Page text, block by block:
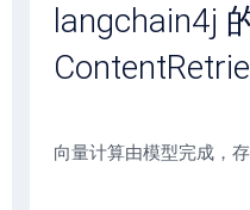
langchain4j
向量计算由模型完成，